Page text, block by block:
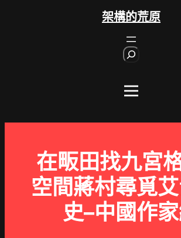
架構的荒原
在畈田找九宮
空間蔣村尋覓
史–中國作